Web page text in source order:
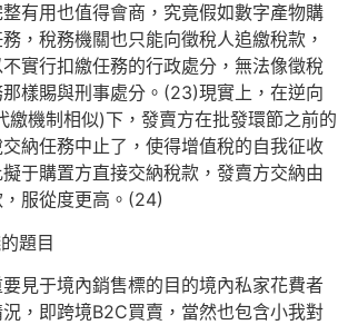
有用也值得會商，究竟假如數字產物購
，稅務機關也只能向徵稅人追繳稅款，
實行扣繳任務的行政處分，無法像徵稅
樣賜與刑事處分。(23)現實上，在逆向
繳機制相似)下，發賣方在批發環節之前的
納任務中止了，使得增值稅的自我征收
于購置方直接交納稅款，發賣方交納由
服從度更高。(24)
題目
見于境內銷售標的目的境內私家花費者
，即跨境B2C買賣，當然也包含小我對